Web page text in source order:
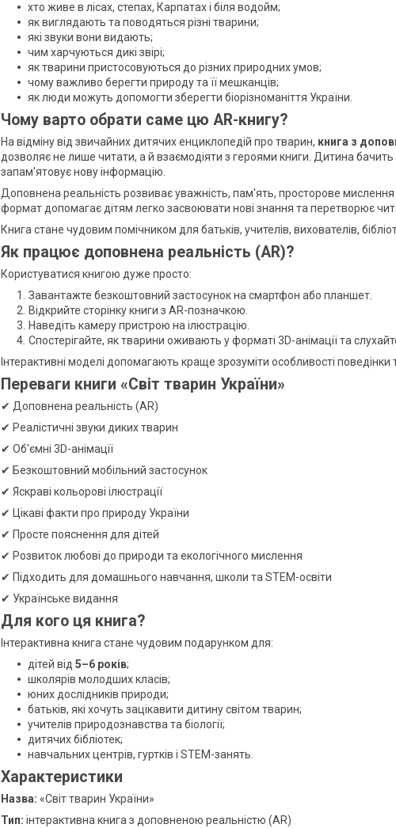
хто живе в лісах, степах, Карпатах і біля водойм;
як виглядають та поводяться різні тварини;
які звуки вони видають;
чим харчуються дикі звірі;
як тварини пристосовуються до різних природних умов;
чому важливо берегти природу та її мешканців;
як люди можуть допомогти зберегти біорізноманіття України.
Чому варто обрати саме цю AR-книгу?
На відміну від звичайних дитячих енциклопедій про тварин, книга з
дозволяє не лише читати, а й взаємодіяти з героями книги. Дитина бачить
запам'ятовує нову інформацію.
Доповнена реальність розвиває уважність, пам'ять, просторове мислення
формат допомагає дітям легко засвоювати нові знання та перетворює
Книга стане чудовим помічником для батьків, учителів, вихователів,
Як працює доповнена реальність (AR)?
Користуватися книгою дуже просто:
Завантажте безкоштовний застосунок на смартфон або планшет.
Відкрийте сторінку книги з AR-позначкою.
Наведіть камеру пристрою на ілюстрацію.
Спостерігайте, як тварини оживають у форматі 3D-анімації та слухайте
Інтерактивні моделі допомагають краще зрозуміти особливості
Переваги книги «Світ тварин України»
✔ Доповнена реальність (AR)
✔ Реалістичні звуки диких тварин
✔ Об'ємні 3D-анімації
✔ Безкоштовний мобільний застосунок
✔ Яскраві кольорові ілюстрації
✔ Цікаві факти про природу України
✔ Просте пояснення для дітей
✔ Розвиток любові до природи та екологічного мислення
✔ Підходить для домашнього навчання, школи та STEM-освіти
✔ Українське видання
Для кого ця книга?
Інтерактивна книга стане чудовим подарунком для:
дітей від 5–6 років;
школярів молодших класів;
юних дослідників природи;
батьків, які хочуть зацікавити дитину світом тварин;
учителів природознавства та біології;
дитячих бібліотек;
навчальних центрів, гуртків і STEM-занять.
Характеристики
Назва: «Світ тварин України»
Тип: інтерактивна книга з доповненою реальністю (AR)